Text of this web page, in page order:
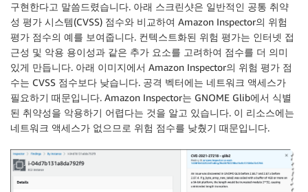
구현한다고 말씀드렸습니다. 아래 스크린샷은 일반적인 공통 취약
성 평가 시스템(CVSS) 점수와 비교하여 Amazon Inspector의 위험
평가 점수의 예를 보여줍니다. 컨텍스트화된 위험 평가는 인터넷 접
근성 및 악용 용이성과 같은 추가 요소를 고려하여 점수를 더 의미
있게 만듭니다. 아래 이미지에서 Amazon Inspector의 위험 평가 점
수는 CVSS 점수보다 낮습니다. 공격 벡터에는 네트워크 액세스가
필요하기 때문입니다. Amazon Inspector는 GNOME Glib에서 식별
된 취약성을 악용하기 어렵다는 것을 알고 있습니다. 이 리소스에는
네트워크 액세스가 없으므로 위험 점수를 낮췄기 때문입니다.